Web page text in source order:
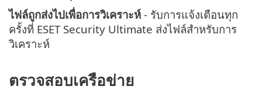
ไฟล์ถูกส่งไปเพื่อการวิเคราะห์ - รับการแจ้งเตือนทุก
ครั้งที่ ESET Security Ultimate ส่งไฟล์สำหรับการ
วิเคราะห์
ตรวจสอบเครือข่าย